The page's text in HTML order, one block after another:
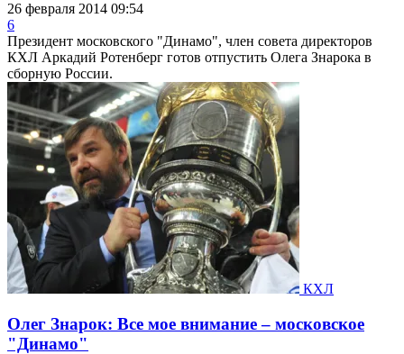
26 февраля 2014 09:54
6
Президент московского "Динамо", член совета директоров
КХЛ Аркадий Ротенберг готов отпустить Олега Знарока в
сборную России.
КХЛ
Олег Знарок: Все мое внимание – московское
"Динамо"